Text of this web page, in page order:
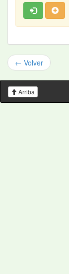
← Volver
Arriba